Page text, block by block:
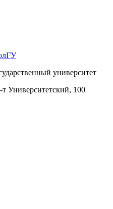
университет
Университетский, 100